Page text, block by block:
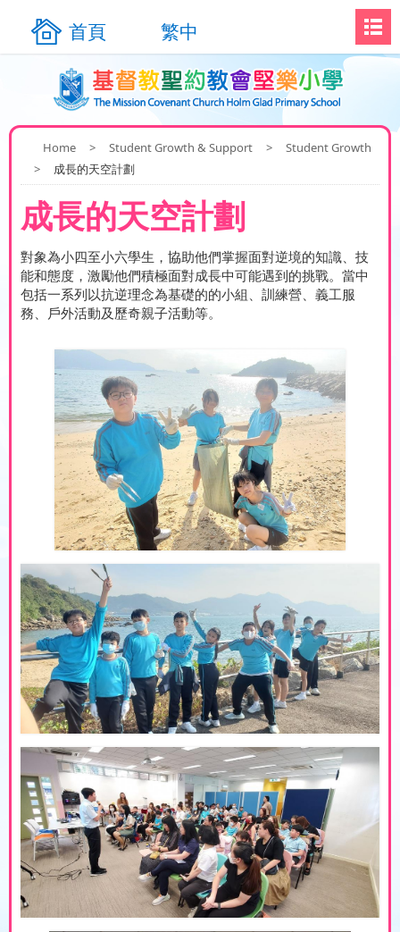
首頁 繁中
Home > Student Growth & Support >
Student Growth
>
成長的天空計劃
成長的天空計劃
對象為小四至小六學生，協助他們掌握面對逆境的知識、技
能和態度，激勵他們積極面對成長中可能遇到的挑戰。當中
包括一系列以抗逆理念為基礎的的小組、訓練營、義工服
務、戶外活動及歷奇親子活動等。